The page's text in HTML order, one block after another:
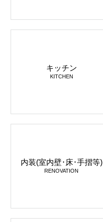
キッチン
KITCHEN
内装(室内壁･床･手摺等)
RENOVATION